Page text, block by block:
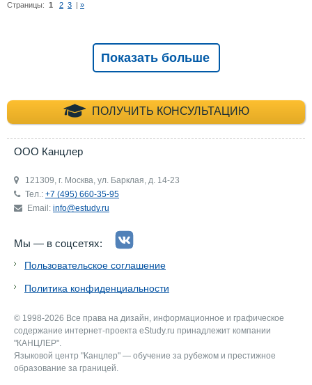
Страницы: 1 2 3 | »
Показать больше
ПОЛУЧИТЬ КОНСУЛЬТАЦИЮ
+7 (495) 660-35-
ООО Канцлер
121309, г. Москва, ул. Барклая, д. 14-23
Тел.: +7 (495) 660-35-95
Email: info@estudy.ru
Мы — в соцсетях:
Пользовательское соглашение
Политика конфиденциальности
© 1998-2026 Все права на дизайн, информационное и графическое
содержание интернет-проекта eStudy.ru принадлежит компании
"КАНЦЛЕР".
Языковой центр "Канцлер" — обучение за рубежом и престижное
образование за границей.